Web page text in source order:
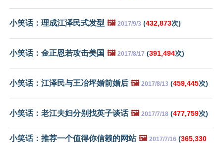
小笑话：理成江泽民式发型 🖼️ 2017/9/3 (432,873次)
小笑话：金正恩若攻击美国 🖼️ 2017/8/17 (391,494次)
小笑话：江泽民与王冶坪婚前婚后 🖼️ 2017/8/13 (459,445次)
小笑话：老江夫妇分别找英子谈话 🖼️ 2017/7/18 (477,759次)
小笑话：推荐一个值得你信赖的网站 🖼️ 2017/7/16 (365,330